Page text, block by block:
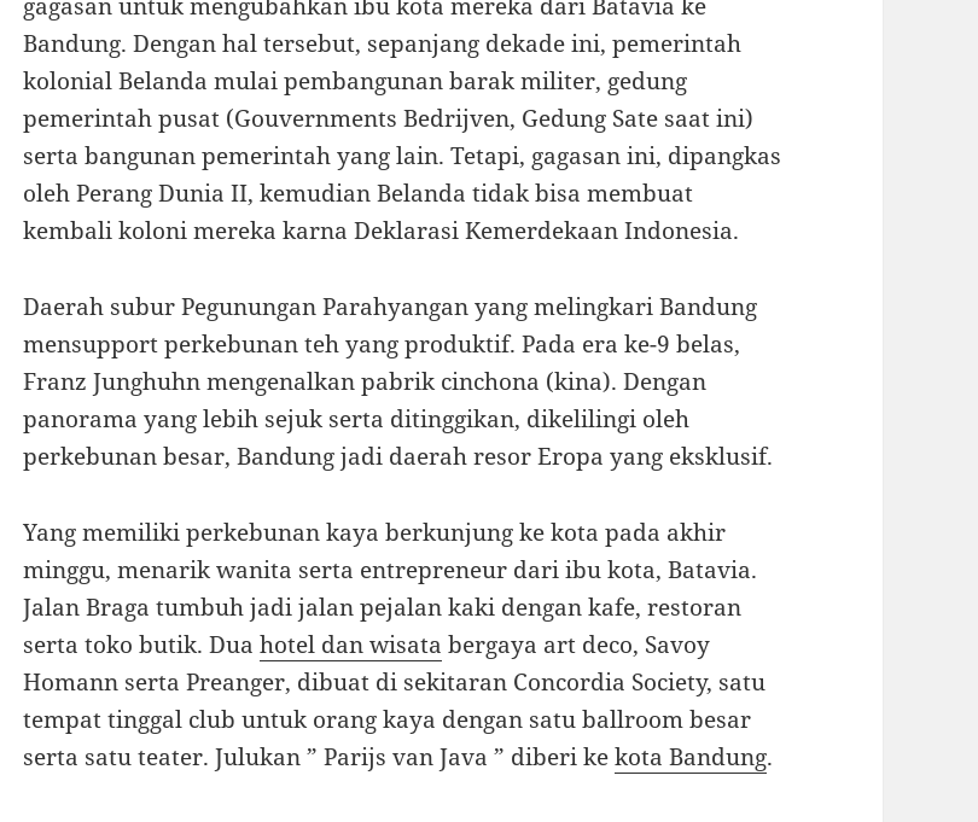
Bandung. Dengan hal tersebut, sepanjang dekade ini, pemerintah
kolonial Belanda mulai pembangunan barak militer, gedung
pemerintah pusat (Gouvernments Bedrijven, Gedung Sate saat ini)
serta bangunan pemerintah yang lain. Tetapi, gagasan ini, dipangkas
oleh Perang Dunia II, kemudian Belanda tidak bisa membuat
kembali koloni mereka karna Deklarasi Kemerdekaan Indonesia.
Daerah subur Pegunungan Parahyangan yang melingkari Bandung
mensupport perkebunan teh yang produktif. Pada era ke-9 belas,
Franz Junghuhn mengenalkan pabrik cinchona (kina). Dengan
panorama yang lebih sejuk serta ditinggikan, dikelilingi oleh
perkebunan besar, Bandung jadi daerah resor Eropa yang eksklusif.
Yang memiliki perkebunan kaya berkunjung ke kota pada akhir
minggu, menarik wanita serta entrepreneur dari ibu kota, Batavia.
Jalan Braga tumbuh jadi jalan pejalan kaki dengan kafe, restoran
serta toko butik. Duahotel dan wisata bergaya art deco, Savoy
Homann serta Preanger, dibuat di sekitaran Concordia Society, satu
tempat tinggal club untuk orang kaya dengan satu ballroom besar
serta satu teater. Julukan ” Parijs van Java ” diberi kekota Bandung.